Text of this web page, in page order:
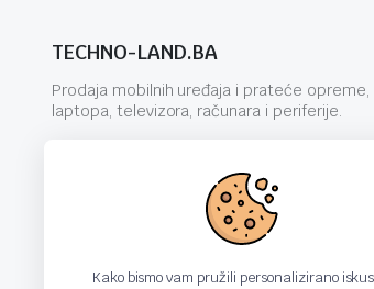
TECHNO-LAND.BA
Prodaja mobilnih uređaja i prateće opreme,
laptopa, televizora, računara i periferije.
Kako bismo vam pružili personalizirano